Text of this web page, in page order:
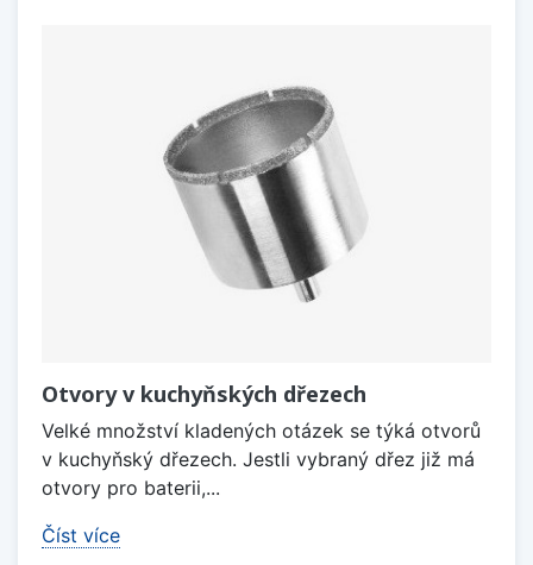
Otvory v kuchyňských dřezech
Velké množství kladených otázek se týká otvorů
v kuchyňský dřezech. Jestli vybraný dřez již má
otvory pro baterii,...
Číst více